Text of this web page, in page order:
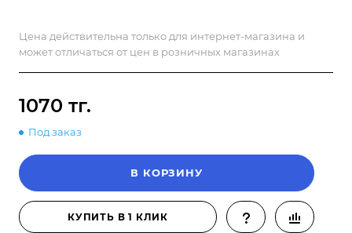
Цена действительна только для интернет-магазина и
может отличаться от цен в розничных магазинах
1070 тг.
Под заказ
В КОРЗИНУ
КУПИТЬ В 1 КЛИК